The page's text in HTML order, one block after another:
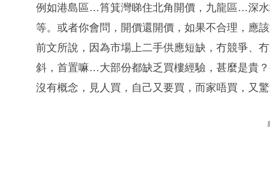
例如港島區…筲箕灣睇住北角開價，九龍區…深
等。或者你會問，開價還開價，如果不合理，應
前文所說，因為市場上二手供應短缺，冇競爭、
斜，首置嘛…大部份都缺乏買樓經驗，甚麼是貴
沒有概念，見人買，自己又要買，而家唔買，又